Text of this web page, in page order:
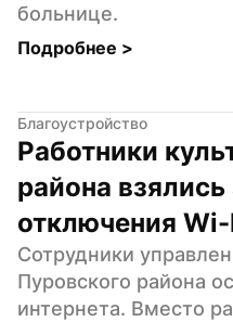
больнице.
Подробнее >
Благоустройство
Работники
района
отключения
Сотрудники
Пуровского района
интернета. Вместо